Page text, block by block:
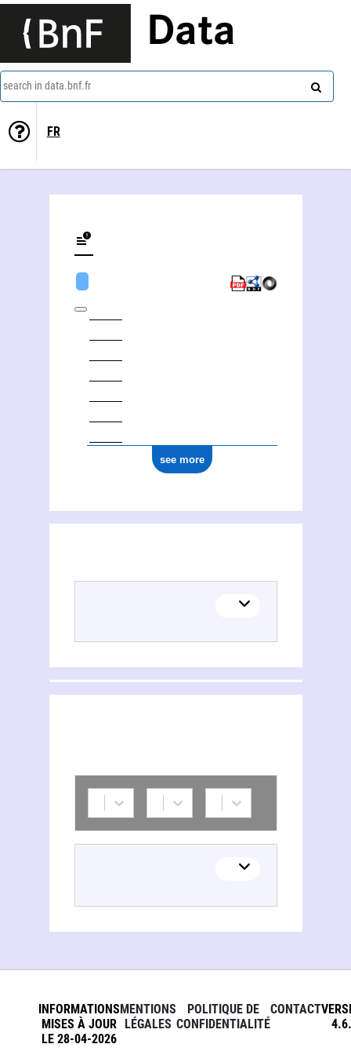
Data
search in data.bnf.fr
FR
see more
INFORMATIONS
MISES À JOUR
LE 28-04-2026
MENTIONS
LÉGALES
POLITIQUE DE
CONFIDENTIALITÉ
CONTACT